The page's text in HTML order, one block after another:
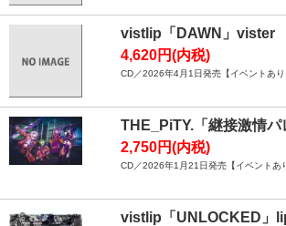
vistlip「DAWN」vister
4,620円(内税)
CD／2026年4月1日発売【イベントあり
THE_PiTY.「継接激情パ
2,750円(内税)
CD／2026年1月21日発売【イベントあ
vistlip「UNLOCKED」